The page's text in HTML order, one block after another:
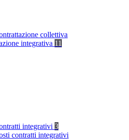
collettiva
integrativa 11
integrativi 3
contratti integrativi